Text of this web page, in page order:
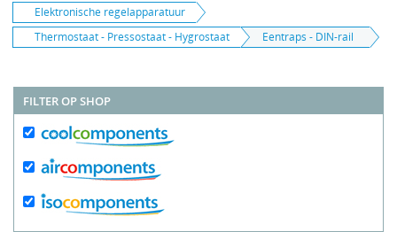
Elektronische regelapparatuur
Thermostaat - Pressostaat - Hygrostaat
Eentraps - DIN-rail
FILTER OP SHOP